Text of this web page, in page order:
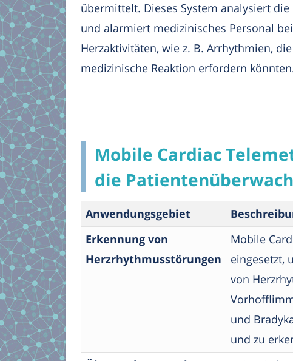
übermittelt. Dieses System analysiert die
und alarmiert medizinisches Personal
Herzaktivitäten, wie z. B. Arrhythmien,
medizinische Reaktion erfordern
Mobile Cardiac
die
Anwendungsgebiet
Erkennung von
Herzrhythmusstörungen
Mobile
eingesetzt,
von
und
und zu